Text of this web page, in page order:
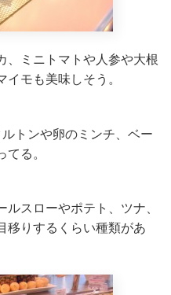
、ミニトマトや人参や大根
モも美味しそう。
トンや卵のミンチ、ベー
る。
スローやポテト、ツナ、
移りするくらい種類があ